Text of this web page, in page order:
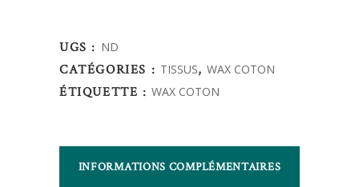
quantity
UGS : ND
CATÉGORIES : TISSUS,WAX COTON
ÉTIQUETTE :WAX COTON
INFORMATIONS COMPLÉMENTAIRES